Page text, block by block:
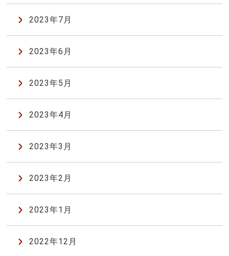
2023年7月
2023年6月
2023年5月
2023年4月
2023年3月
2023年2月
2023年1月
2022年12月